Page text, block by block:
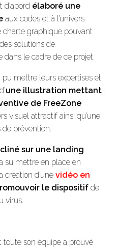
élaboré une
aux codes et à l’univers
graphique pouvant
solutions de
le cadre de ce projet.
mettre leurs expertises et
une illustration mettant
de FreeZone
visuel attractif ainsi qu’une
prévention.
sur une landing
su mettre en place en
d’une vidéo en
le dispositif de
virus.
toute son équipe a prouvé